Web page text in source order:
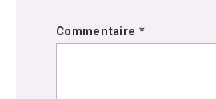
Commentaire *